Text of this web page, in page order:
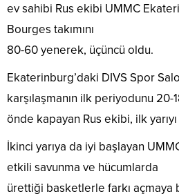
ev sahibi Rus ekibi UMMC
Bourges takımını
80-60 yenerek, üçüncü oldu.
Ekaterinburg’daki DIVS Spor
karşılaşmanın ilk periyodunu 20-
önde kapayan Rus ekibi, ilk
İkinci yarıya da iyi başlayan
etkili savunma ve hücumlarda
ürettiği basketlerle farkı açmaya